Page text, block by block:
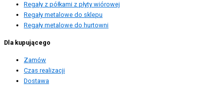
Regały z półkami z płyty wiórowej
Regały metalowe do sklepu
Regały metalowe do hurtowni
Dla kupującego
Zamów
Czas realizacji
Dostawa